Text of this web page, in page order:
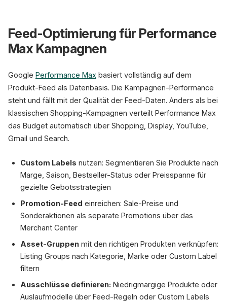
Feed-Optimierung für Performance
Max Kampagnen
Google Performance Max basiert vollständig auf dem
Produkt-Feed als Datenbasis. Die Kampagnen-Performance
steht und fällt mit der Qualität der Feed-Daten. Anders als bei
klassischen Shopping-Kampagnen verteilt Performance Max
das Budget automatisch über Shopping, Display, YouTube,
Gmail und Search.
Custom Labels nutzen: Segmentieren Sie Produkte nach
Marge, Saison, Bestseller-Status oder Preisspanne für
gezielte Gebotsstrategien
Promotion-Feed einreichen: Sale-Preise und
Sonderaktionen als separate Promotions über das
Merchant Center
Asset-Gruppen mit den richtigen Produkten verknüpfen:
Listing Groups nach Kategorie, Marke oder Custom Label
filtern
Ausschlüsse definieren: Niedrigmargige Produkte oder
Auslaufmodelle über Feed-Regeln oder Custom Labels